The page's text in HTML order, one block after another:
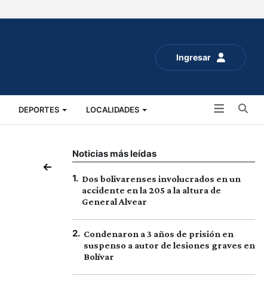
Ingresar
DEPORTES LOCALIDADES
Noticias más leídas
1. Dos bolivarenses involucrados en un
accidente en la 205 a la altura de
General Alvear
2. Condenaron a 3 años de prisión en
suspenso a autor de lesiones graves en
Bolívar